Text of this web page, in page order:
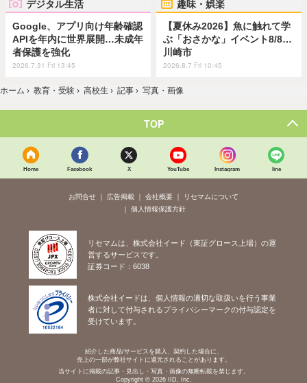
デジタル生活
Google、アプリ向け年齢確認
APIを年内に世界展開…未成年
者保護を強化
2026.7.31 Fri 13:45
趣味・娯楽
【夏休み2026】魚に触れて学
ぶ「おさかな」イベント8/8…
川崎市
2026.8.7 Fri 10:45
ホーム › 教育・受験 › 高校生 › 記事 › 写真・画像
TOP
Home Facebook X YouTube Instagram line
お問合せ 広告掲載 会社概要
リセマムについて
個人情報保護方針
リセマムは、株式会社イード（東証グロース上場）の運
営するサービスです。
証券コード：6038
株式会社イードは、個人情報の適切な取扱いを行う事業
者に対して付与されるプライバシーマークの付与認定を
受けています。
紹介した商品/サービスを購入、契約した場合に、
売上の一部が弊社サイトに還元されることがあります。
当サイトに掲載の記事・見出し・写真・画像の無断転載を禁じます。
Copyright © 2026 IID, Inc.